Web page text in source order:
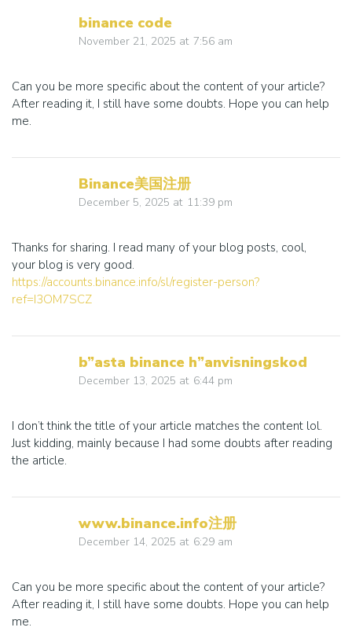
binance code
November 21, 2025 at 7:56 am
Can you be more specific about the content of your article?
After reading it, I still have some doubts. Hope you can help
me.
Binance美国注册
December 5, 2025 at 11:39 pm
Thanks for sharing. I read many of your blog posts, cool,
your blog is very good.
https://accounts.binance.info/sl/register-person?
ref=I3OM7SCZ
b”asta binance h”anvisningskod
December 13, 2025 at 6:44 pm
I don’t think the title of your article matches the content lol.
Just kidding, mainly because I had some doubts after reading
the article.
www.binance.info注册
December 14, 2025 at 6:29 am
Can you be more specific about the content of your article?
After reading it, I still have some doubts. Hope you can help
me.